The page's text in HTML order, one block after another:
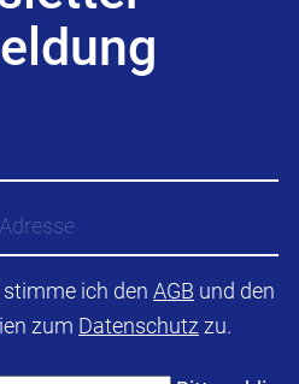
ich den AGB und den
zum Datenschutz zu.